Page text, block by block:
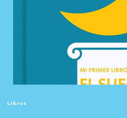
Libros